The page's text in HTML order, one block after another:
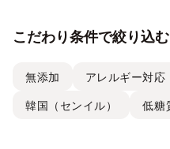
こだわり条件で絞り込む
無添加 アレルギー対応
韓国（センイル） 低糖